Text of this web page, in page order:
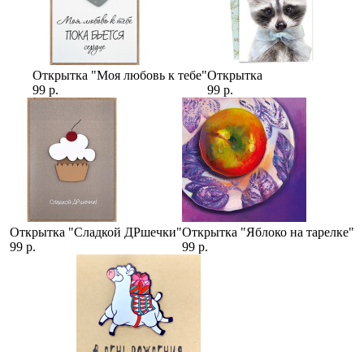
Открытка "Моя любовь к тебе"
99 р.
Открытка
99 р.
Открытка "Сладкой ДРшечки"
99 р.
Открытка "Яблоко на тарелке"
99 р.